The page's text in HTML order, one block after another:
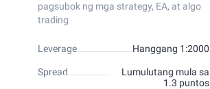
pagsubok ng mga strategy, EA, at algo
trading
Leverage Hanggang 1:2000
Spread
Lumulutang mula sa
1.3 puntos